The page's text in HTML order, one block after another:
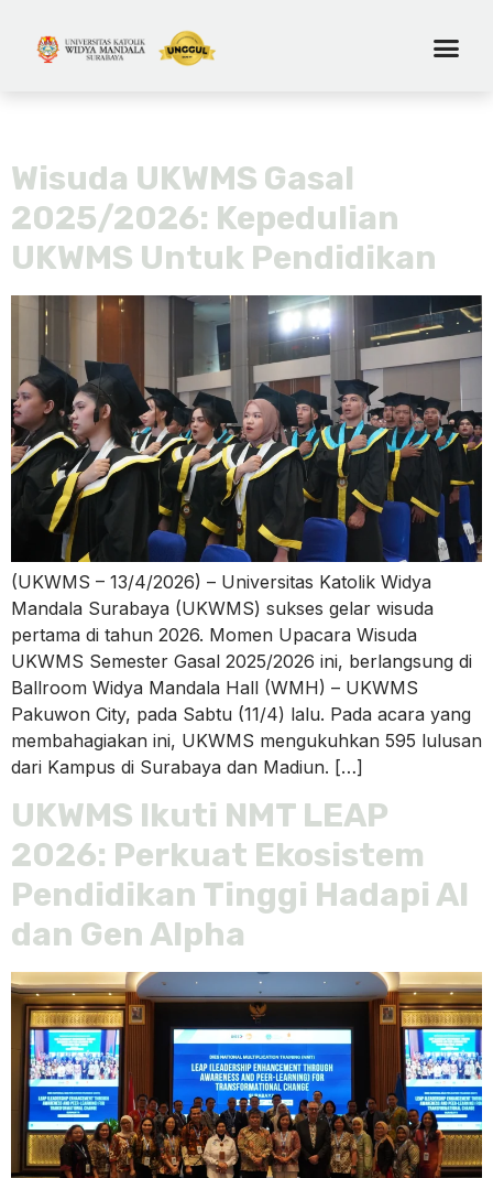
Wisuda UKWMS Gasal
2025/2026: Kepedulian
UKWMS Untuk Pendidikan
(UKWMS – 13/4/2026) – Universitas Katolik Widya
Mandala Surabaya (UKWMS) sukses gelar wisuda
pertama di tahun 2026. Momen Upacara Wisuda
UKWMS Semester Gasal 2025/2026 ini, berlangsung di
Ballroom Widya Mandala Hall (WMH) – UKWMS
Pakuwon City, pada Sabtu (11/4) lalu. Pada acara yang
membahagiakan ini, UKWMS mengukuhkan 595 lulusan
dari Kampus di Surabaya dan Madiun. […]
UKWMS Ikuti NMT LEAP
2026: Perkuat Ekosistem
Pendidikan Tinggi Hadapi AI
dan Gen Alpha